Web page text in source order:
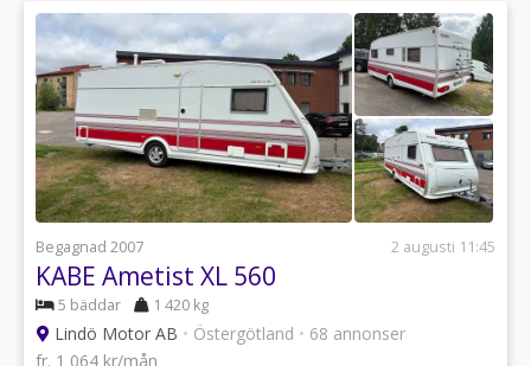
Begagnad 2007 2 augusti 11:45
KABE Ametist XL 560
5 bäddar 1 420 kg
Lindö Motor AB • Östergötland • 68 annonser
fr. 1 064 kr/mån